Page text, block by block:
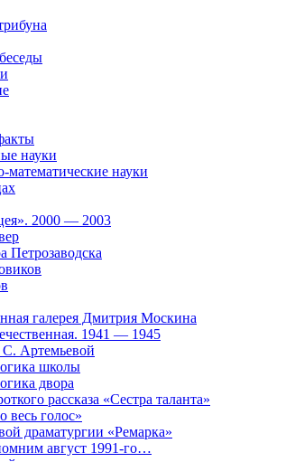
науки
математические науки
2000 — 2003
Петрозаводска
галерея Дмитрия Москина
1941 — 1945
С. Артемьевой
школы
двора
рассказа «Сестра таланта»
весь голос»
драматургии «Ремарка»
август 1991-го…